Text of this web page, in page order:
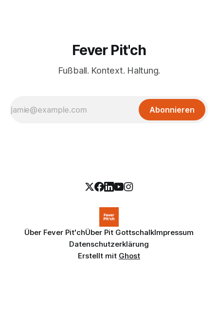
Fever Pit'ch
Fußball. Kontext. Haltung.
Abonnieren
Über Fever Pit'chÜber Pit GottschalkImpressum
Datenschutzerklärung
Erstellt mit Ghost